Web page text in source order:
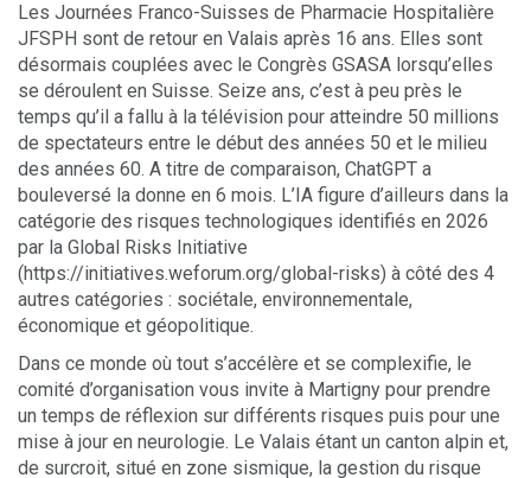
▼
Les Journées Franco-Suisses de Pharmacie Hospitalière
JFSPH sont de retour en Valais après 16 ans. Elles sont
désormais couplées avec le Congrès GSASA lorsqu’elles
se déroulent en Suisse. Seize ans, c’est à peu près le
temps qu’il a fallu à la télévision pour atteindre 50 millions
de spectateurs entre le début des années 50 et le milieu
des années 60. A titre de comparaison, ChatGPT a
bouleversé la donne en 6 mois. L’IA figure d’ailleurs dans la
catégorie des risques technologiques identifiés en 2026
par la Global Risks Initiative
(https://initiatives.weforum.org/global-risks) à côté des 4
autres catégories : sociétale, environnementale,
économique et géopolitique.
Dans ce monde où tout s’accélère et se complexifie, le
comité d’organisation vous invite à Martigny pour prendre
un temps de réflexion sur différents risques puis pour une
mise à jour en neurologie. Le Valais étant un canton alpin et,
de surcroit, situé en zone sismique, la gestion du risque